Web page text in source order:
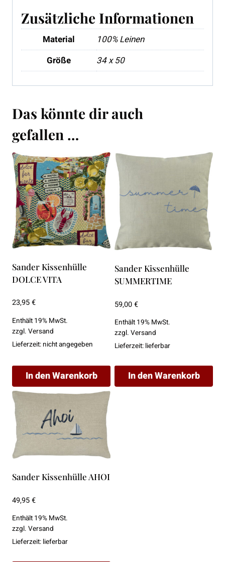
Zusätzliche Informationen
Material
100% Leinen
Größe
34 x 50
Das könnte dir auch
gefallen …
Sander Kissenhülle
DOLCE VITA
23,95€
Enthält 19% MwSt.
zzgl. Versand
Lieferzeit: nicht angegeben
In den Warenkorb
Sander Kissenhülle
SUMMERTIME
59,00€
Enthält 19% MwSt.
zzgl. Versand
Lieferzeit: lieferbar
In den Warenkorb
Sander Kissenhülle AHOI
49,95€
Enthält 19% MwSt.
zzgl. Versand
Lieferzeit: lieferbar